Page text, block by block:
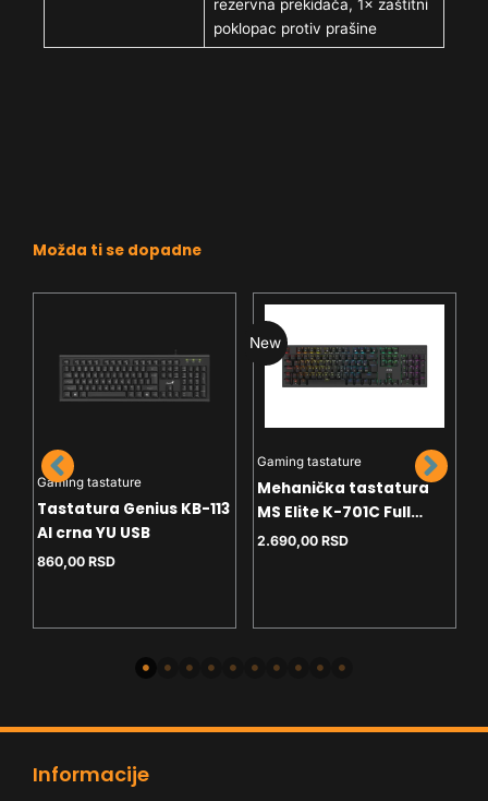
rezervna prekidača, 1× zaštitni
poklopac protiv prašine
Možda ti se dopadne
Gaming tastature
Tastatura Genius KB-113
AI crna YU USB
860,00 RSD
New
Gaming tastature
Mehanička tastatura
MS Elite K-701C Full
Layout - crveni svičevi -
2.690,00 RSD
Informacije